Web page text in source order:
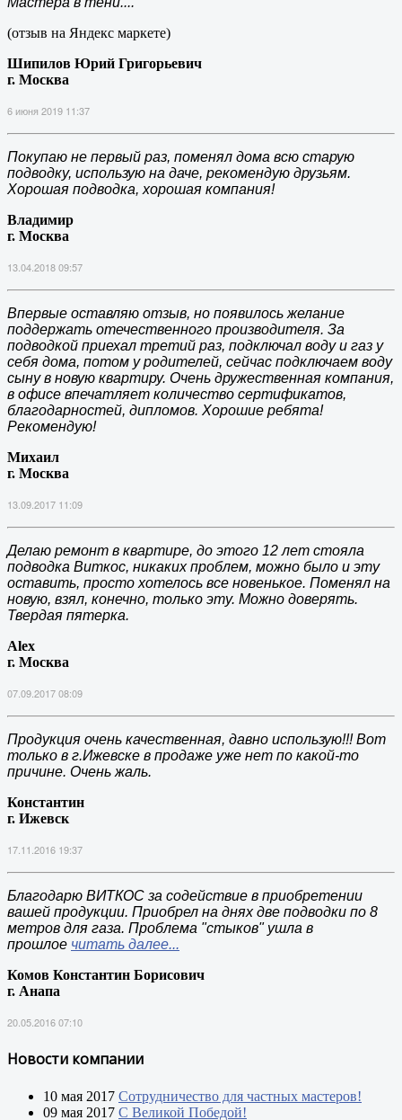
(отзыв на Яндекс маркете)
Шипилов Юрий Григорьевич
г. Москва
6 июня 2019 11:37
Покупаю не первый раз, поменял дома всю старую
подводку, использую на даче, рекомендую друзьям.
Хорошая подводка, хорошая компания!
Владимир
г. Москва
13.04.2018 09:57
Впервые оставляю отзыв, но появилось желание
поддержать отечественного производителя. За
подводкой приехал третий раз, подключал воду и газ у
себя дома, потом у родителей, сейчас подключаем воду
сыну в новую квартиру. Очень дружественная компания,
в офисе впечатляет количество сертификатов,
благодарностей, дипломов. Хорошие ребята!
Рекомендую!
Михаил
г. Москва
13.09.2017 11:09
Делаю ремонт в квартире, до этого 12 лет стояла
подводка Виткос, никаких проблем, можно было и эту
оставить, просто хотелось все новенькое. Поменял на
новую, взял, конечно, только эту. Можно доверять.
Твердая пятерка.
Alex
г. Москва
07.09.2017 08:09
Продукция очень качественная, давно использую!!! Вот
только в г.Ижевске в продаже уже нет по какой-то
причине. Очень жаль.
Константин
г. Ижевск
17.11.2016 19:37
Благодарю ВИТКОС за содействие в приобретении
вашей продукции. Приобрел на днях две подводки по 8
метров для газа. Проблема "стыков" ушла в
прошлое читать далее...
Комов Константин Борисович
г. Анапа
20.05.2016 07:10
Новости компании
10 мая 2017 Сотрудничество для частных мастеров!
09 мая 2017 С Великой Победой!